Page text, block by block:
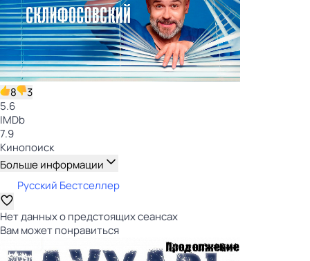
8
3
5.6
IMDb
7.9
Кинопоиск
Больше информации
Русский Бестселлер
Нет данных о предстоящих сеансах
Вам может понравиться